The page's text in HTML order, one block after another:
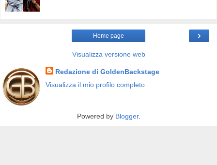
›
Home page
Visualizza versione web
Redazione di GoldenBackstage
Visualizza il mio profilo completo
Powered by Blogger.